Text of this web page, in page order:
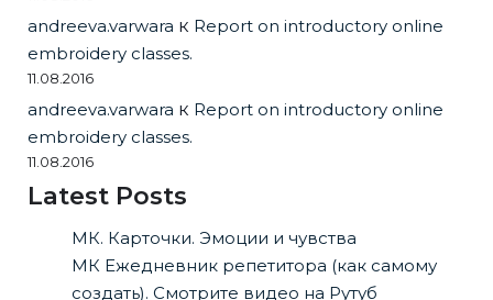
andreeva.varwara к Report on introductory online
embroidery classes.
11.08.2016
andreeva.varwara к Report on introductory online
embroidery classes.
11.08.2016
Latest Posts
МК. Карточки. Эмоции и чувства
МК Ежедневник репетитора (как самому
создать). Смотрите видео на Рутуб